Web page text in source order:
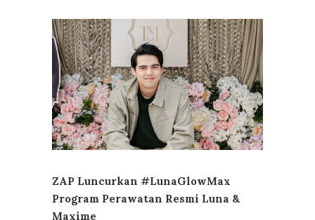
ZAP Luncurkan #LunaGlowMax
Program Perawatan Resmi Luna &
Maxime